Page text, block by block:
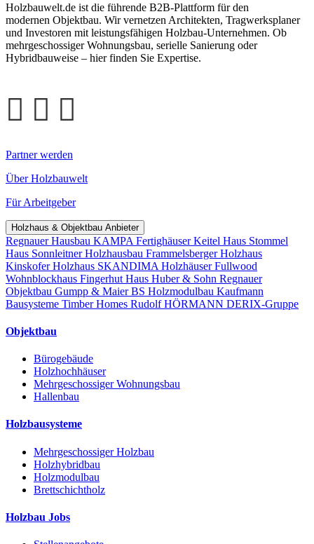
Holzbauwelt.de ist die führende B2B-Plattform für den
modernen Objektbau. Wir vernetzen Architekten, Tragwerksplaner
und Investoren mit leistungsfähigen Holzbau-Unternehmen. Ob
mehrgeschossiger Wohnungsbau, serielle Sanierung oder
Hybridbauweise – hier finden Sie Expertise.
Partner werden
Über Holzbauwelt
Für Arbeitgeber
Holzhaus & Objektbau Anbieter
Regnauer Hausbau KAMPA FertighäuserKeitel Haus Stommel
Haus Sonnleitner Holzhausbau Frammelsberger Holzhaus
Kinskofer Holzhaus SKANDIMA HolzhäuserFullwood
Wohnblockhaus Fingerhut Haus Huber & Sohn Regnauer
Objektbau Gumpp & MaierBS Holzmodulbau Kaufmann
Bausysteme Timber Homes Rudolf HÖRMANN DERIX-Gruppe
Objektbau
Bürogebäude
Holzhochhäuser
Mehrgeschossiger Wohnungsbau
Hallenbau
Holzbausysteme
Mehrgeschossiger Holzbau
Holzhybridbau
Holzmodulbau
Brettschichtholz
Holzbau Jobs